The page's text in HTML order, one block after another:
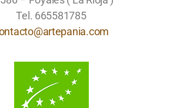
Tel. 665581785